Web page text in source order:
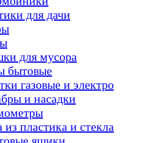
для дачи
для мусора
бытовые
газовые и электро
и насадки
из пластика и стекла